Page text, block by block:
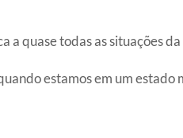
a quase todas as situações
estamos em um estado